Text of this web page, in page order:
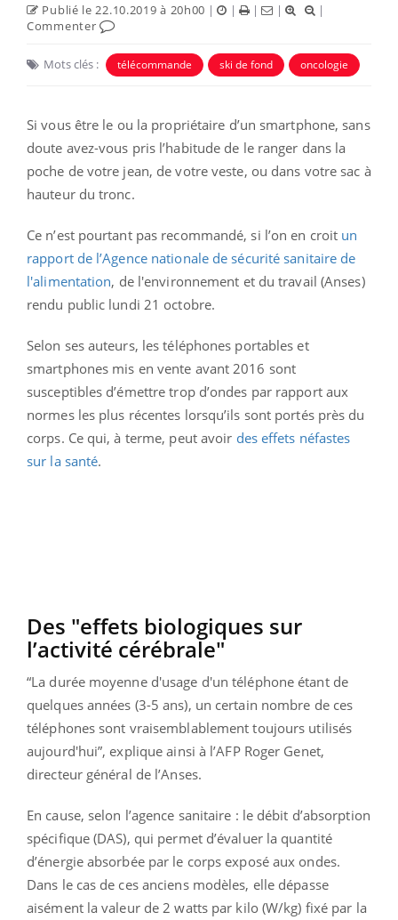
Publié le 22.10.2019 à 20h00 | | | |
|
Commenter
Mots clés : télécommande ski de fond oncologie
Si vous être le ou la propriétaire d’un smartphone, sans
doute avez-vous pris l’habitude de le ranger dans la
poche de votre jean, de votre veste, ou dans votre sac à
hauteur du tronc.
Ce n’est pourtant pas recommandé, si l’on en croit un
rapport de l’Agence nationale de sécurité sanitaire de
l'alimentation, de l'environnement et du travail (Anses)
rendu public lundi 21 octobre.
Selon ses auteurs, les téléphones portables et
smartphones mis en vente avant 2016 sont
susceptibles d’émettre trop d’ondes par rapport aux
normes les plus récentes lorsqu’ils sont portés près du
corps. Ce qui, à terme, peut avoir des effets néfastes
sur la santé.
Des "effets biologiques sur
l’activité cérébrale"
“La durée moyenne d'usage d'un téléphone étant de
quelques années (3-5 ans), un certain nombre de ces
téléphones sont vraisemblablement toujours utilisés
aujourd'hui”, explique ainsi à l’AFP Roger Genet,
directeur général de l’Anses.
En cause, selon l’agence sanitaire : le débit d’absorption
spécifique (DAS), qui permet d’évaluer la quantité
d’énergie absorbée par le corps exposé aux ondes.
Dans le cas de ces anciens modèles, elle dépasse
aisément la valeur de 2 watts par kilo (W/kg) fixé par la